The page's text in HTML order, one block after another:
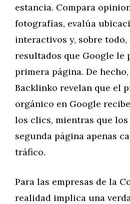
estancia. Compara
fotografías, evalúa
interactivos y, sobre
resultados que Google le
primera página. De
Backlinko revelan que el
orgánico en Google
los clics, mientras que
segunda página apenas
tráfico.
Para las empresas de la
realidad implica una